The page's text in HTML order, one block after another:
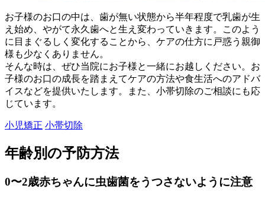
お子様のお口の中は、歯が無い状態から半年程度で乳歯が生
え始め、やがて永久歯へと生え変わっていきます。このよう
に目まぐるしく変化することから、ケアの仕方に戸惑う親御
様も少なくありません。
そんな時は、ぜひ当院にお子様と一緒にお越しください。お
子様のお口の成長を踏まえてケアの方法や食生活へのアドバ
イスなどを提供いたします。また、小帯切除のご相談にも応
じています。
小児矯正 小帯切除
年齢別の予防方法
0〜2歳赤ちゃんに虫歯菌をうつさないように注意